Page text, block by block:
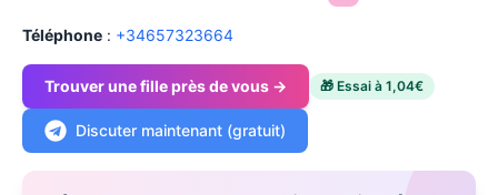
Téléphone : +34657323664
Trouver une fille près de vous → 🎁 Essai à 1,04€
Discuter maintenant (gratuit)